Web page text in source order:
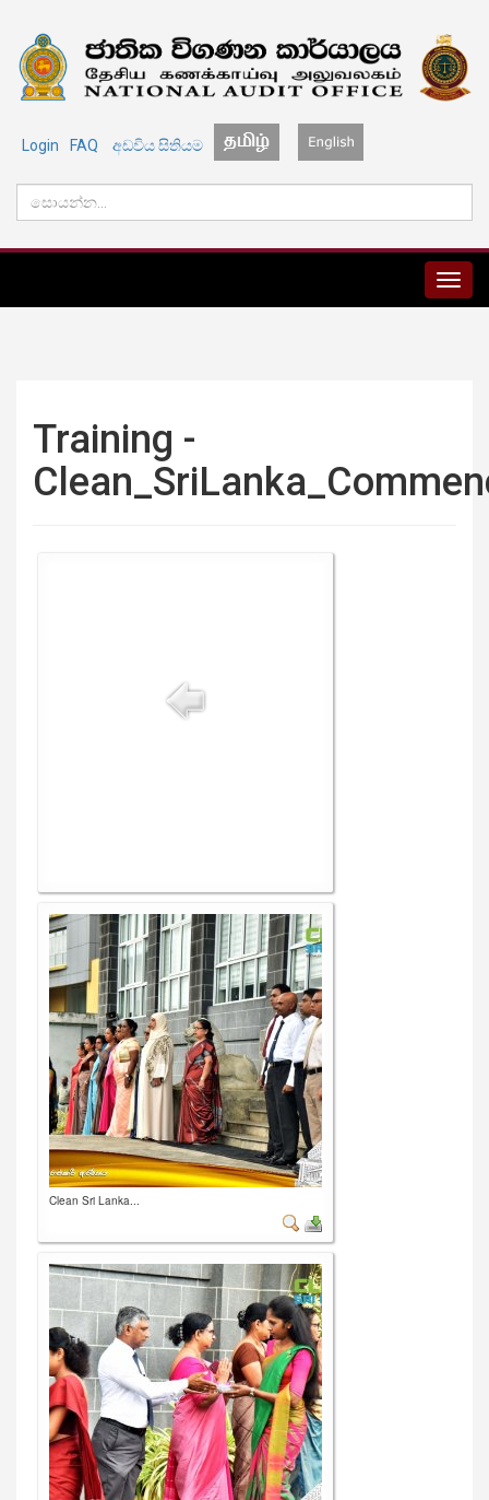
Login FAQ අඩවිය සිතියම
MENU
Training -
Clean Sri Lanka...